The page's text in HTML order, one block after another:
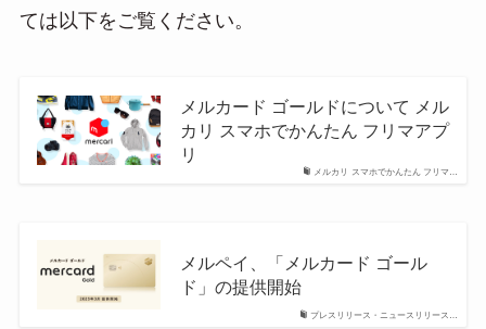
ては以下をご覧ください。
メルカリ スマホでかんたん フリマ…
メルカード ゴールドについて メル
カリ スマホでかんたん フリマアプ
リ
プレスリリース・ニュースリリース…
メルペイ、「メルカード ゴール
ド」の提供開始